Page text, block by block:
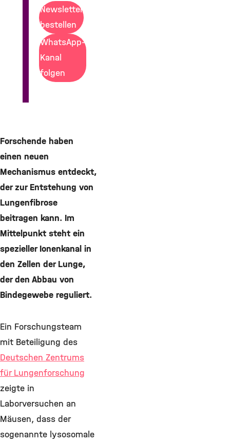
Forschende haben
einen neuen
Mechanismus entdeckt,
der zur Entstehung von
Lungenfibrose
beitragen kann. Im
Mittelpunkt steht ein
spezieller Ionenkanal in
den Zellen der Lunge,
der den Abbau von
Bindegewebe reguliert.
Ein Forschungsteam
mit Beteiligung des
Deutschen Zentrums
für Lungenforschung
zeigte in
Laborversuchen an
Mäusen, dass der
sogenannte lysosomale
Newsletter
bestellen
WhatsApp-
Kanal
folgen